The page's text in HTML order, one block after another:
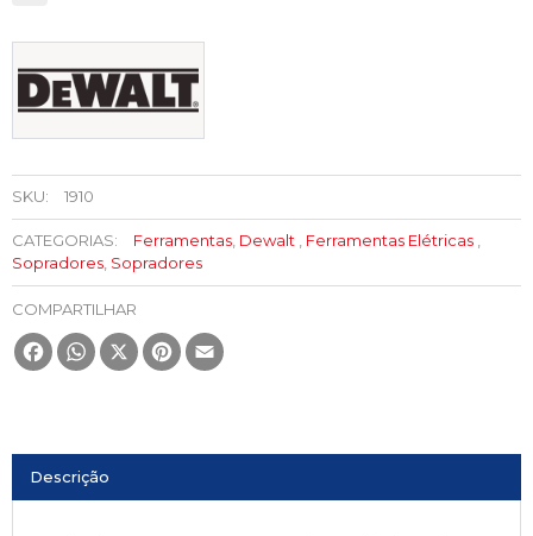
SKU: 1910
CATEGORIAS: Ferramentas Dewalt Ferramentas Elétricas
Sopradores Sopradores
COMPARTILHAR
FacebookWhatsApp
X Pinterest
Descrição